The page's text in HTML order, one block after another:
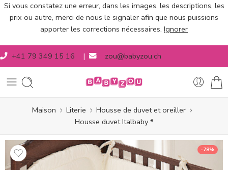
Si vous constatez une erreur, dans les images, les descriptions, les
prix ou autre, merci de nous le signaler afin que nous puissions
apporter les corrections nécessaires. Ignorer
+41 79 349 15 16 | zou@babyzou.ch
Maison Literie
Housse de duvet et oreiller
Housse duvet Italbaby *
-78%